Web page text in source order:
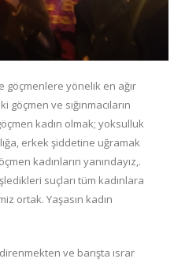
göçmenlere yönelik en ağır
göçmen ve sığınmacıların
kadın olmak; yoksulluk
erkek şiddetine uğramak
kadınların yanındayız,.
suçları tüm kadınlara
ortak. Yaşasın kadın
ve barışta ısrar